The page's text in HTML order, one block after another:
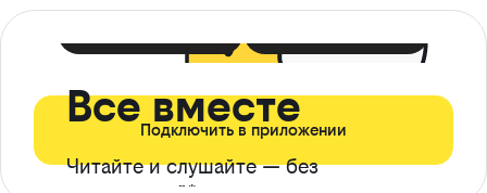
Все вместе
Читайте и слушайте — без
Подключить в приложении